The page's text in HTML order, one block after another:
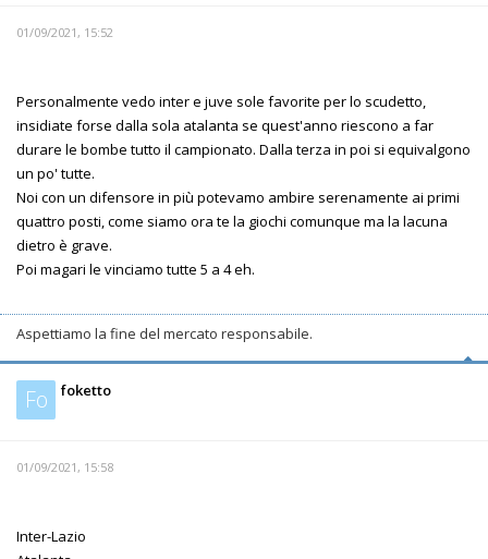
01/09/2021, 15:52
Personalmente vedo inter e juve sole favorite per lo scudetto,
insidiate forse dalla sola atalanta se quest'anno riescono a far
durare le bombe tutto il campionato. Dalla terza in poi si equivalgono
un po' tutte.
Noi con un difensore in più potevamo ambire serenamente ai primi
quattro posti, come siamo ora te la giochi comunque ma la lacuna
dietro è grave.
Poi magari le vinciamo tutte 5 a 4 eh.
Aspettiamo la fine del mercato responsabile.
Fo foketto
01/09/2021, 15:58
Inter-Lazio